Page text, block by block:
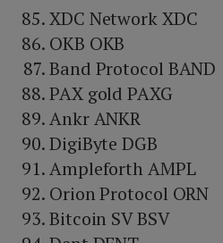
XDC Network XDC
OKB OKB
Band Protocol BAND
PAX gold PAXG
Ankr ANKR
DigiByte DGB
Ampleforth AMPL
Orion Protocol ORN
Bitcoin SV BSV